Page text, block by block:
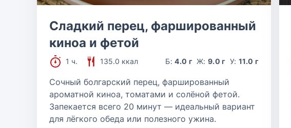
Сладкий перец, фаршированный
киноа и фетой
1 ч. 135.0 ккал Б:4.0 г Ж:9.0 г У: 11.0 г
Сочный болгарский перец, фаршированный
ароматной киноа, томатами и солёной фетой.
Запекается всего 20 минут — идеальный вариант
для лёгкого обеда или полезного ужина.